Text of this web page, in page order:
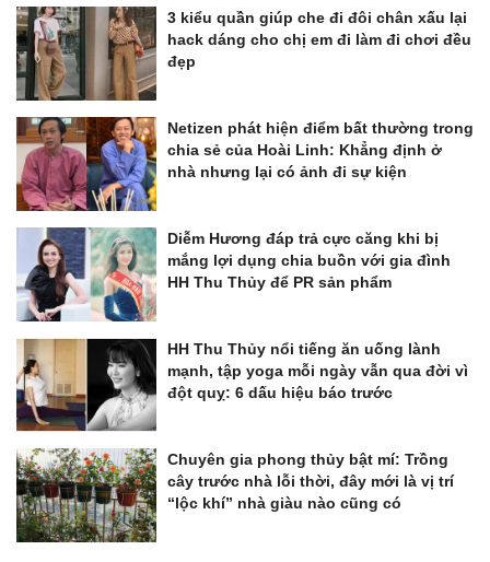
3 kiểu quần giúp che đi đôi chân xấu lại
hack dáng cho chị em đi làm đi chơi đều
đẹp
Netizen phát hiện điểm bất thường trong
chia sẻ của Hoài Linh: Khẳng định ở
nhà nhưng lại có ảnh đi sự kiện
Diễm Hương đáp trả cực căng khi bị
mắng lợi dụng chia buồn với gia đình
HH Thu Thủy để PR sản phẩm
HH Thu Thủy nổi tiếng ăn uống lành
mạnh, tập yoga mỗi ngày vẫn qua đời vì
đột quỵ: 6 dấu hiệu báo trước
Chuyên gia phong thủy bật mí: Trồng
cây trước nhà lỗi thời, đây mới là vị trí
“lộc khí” nhà giàu nào cũng có